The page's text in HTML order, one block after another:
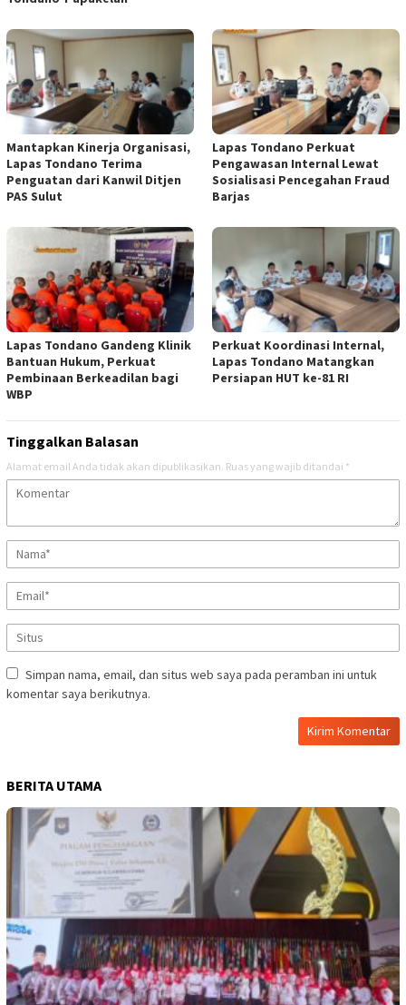
Mantapkan Kinerja Organisasi,
Lapas Tondano Terima
Penguatan dari Kanwil Ditjen
PAS Sulut
Lapas Tondano Perkuat
Pengawasan Internal Lewat
Sosialisasi Pencegahan Fraud
Barjas
Lapas Tondano Gandeng Klinik
Bantuan Hukum, Perkuat
Pembinaan Berkeadilan bagi
WBP
Perkuat Koordinasi Internal,
Lapas Tondano Matangkan
Persiapan HUT ke-81 RI
Tinggalkan Balasan
Alamat email Anda tidak akan dipublikasikan. Ruas yang wajib ditandai *
Simpan nama, email, dan situs web saya pada peramban ini untuk
komentar saya berikutnya.
BERITA UTAMA